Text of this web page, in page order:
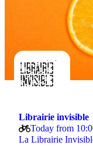
Librairie invisible
Today from
La Librairie